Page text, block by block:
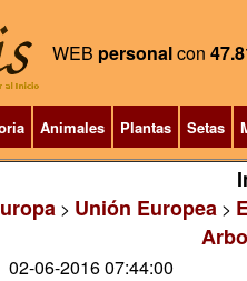
WEB personalcon
Animales Plantas Setas
> Unión Europea>
02-06-2016 07:44:00